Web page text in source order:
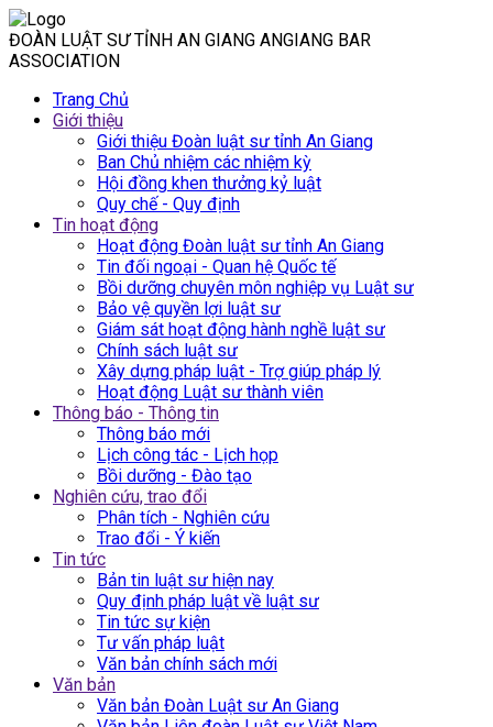
ĐOÀN LUẬT SƯ TỈNH AN GIANG ANGIANG BAR
ASSOCIATION
Main
navigation
Trang Chủ
Giới thiệu
Giới thiệu Đoàn luật sư tỉnh An Giang
Ban Chủ nhiệm các nhiệm kỳ
Hội đồng khen thưởng kỷ luật
Quy chế - Quy định
Tin hoạt động
Hoạt động Đoàn luật sư tỉnh An Giang
Tin đối ngoại - Quan hệ Quốc tế
Bồi dưỡng chuyên môn nghiệp vụ Luật sư
Bảo vệ quyền lợi luật sư
Giám sát hoạt động hành nghề luật sư
Chính sách luật sư
Xây dựng pháp luật - Trợ giúp pháp lý
Hoạt động Luật sư thành viên
Thông báo - Thông tin
Thông báo mới
Lịch công tác - Lịch họp
Bồi dưỡng - Đào tạo
Nghiên cứu, trao đổi
Phân tích - Nghiên cứu
Trao đổi - Ý kiến
Tin tức
Bản tin luật sư hiện nay
Quy định pháp luật về luật sư
Tin tức sự kiện
Tư vấn pháp luật
Văn bản chính sách mới
Văn bản
Văn bản Đoàn Luật sư An Giang